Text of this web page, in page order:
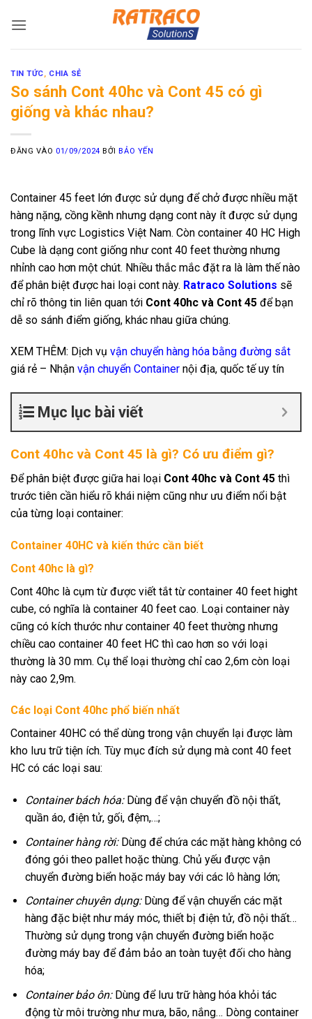
qua
TIN TỨC, CHIA SẺ
So sánh Cont 40hc và Cont 45 có gì
giống và khác nhau?
ĐĂNG VÀO 01/09/2024 BỞIBẢO YẾN
Container 45 feet lớn được sử dụng để chở được nhiều mặt
hàng nặng, cồng kềnh nhưng dạng cont này ít được sử dụng
trong lĩnh vực Logistics Việt Nam. Còn container 40 HC High
Cube là dạng cont giống như cont 40 feet thường nhưng
nhỉnh cao hơn một chút. Nhiều thắc mắc đặt ra là làm thế nào
để phân biệt được hai loại cont này. Ratraco Solutions sẽ
chỉ rõ thông tin liên quan tới Cont 40hc và Cont 45 để bạn
dễ so sánh điểm giống, khác nhau giữa chúng.
XEM THÊM: Dịch vụ vận chuyển hàng hóa bằng đường sắt
giá rẻ – Nhận vận chuyển Container nội địa, quốc tế uy tín
Mục lục bài viết
Cont 40hc và Cont 45 là gì? Có ưu điểm gì?
Để phân biệt được giữa hai loại Cont 40hc và Cont 45 thì
trước tiên cần hiểu rõ khái niệm cũng như ưu điểm nổi bật
của từng loại container:
Container 40HC và kiến thức cần biết
Cont 40hc là gì?
Cont 40hc là cụm từ được viết tắt từ container 40 feet hight
cube, có nghĩa là container 40 feet cao. Loại container này
cũng có kích thước như container 40 feet thường nhưng
chiều cao container 40 feet HC thì cao hơn so với loại
thường là 30 mm. Cụ thể loại thường chỉ cao 2,6m còn loại
này cao 2,9m.
Các loại Cont 40hc phổ biến nhất
Container 40HC có thể dùng trong vận chuyển lại được làm
kho lưu trữ tiện ích. Tùy mục đích sử dụng mà cont 40 feet
HC có các loại sau:
Container bách hóa:Dùng để vận chuyển đồ nội thất,
quần áo, điện tử, gối, đệm,…;
Container hàng rời:Dùng để chứa các mặt hàng không có
đóng gói theo pallet hoặc thùng. Chủ yếu được vận
chuyển đường biển hoặc máy bay với các lô hàng lớn;
Container chuyên dụng:Dùng để vận chuyển các mặt
hàng đặc biệt như máy móc, thiết bị điện tử, đồ nội thất…
Thường sử dụng trong vận chuyển đường biển hoặc
đường máy bay để đảm bảo an toàn tuyệt đối cho hàng
hóa;
Container bảo ôn:Dùng để lưu trữ hàng hóa khỏi tác
động từ môi trường như mưa, bão, nắng… Dòng container